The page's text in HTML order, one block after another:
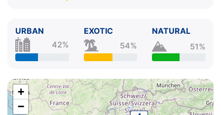
URBAN
42%
EXOTIC
54%
NATURAL
51%
+
−